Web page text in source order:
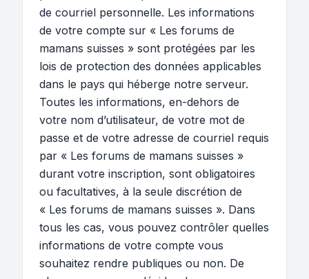
de courriel personnelle. Les informations
de votre compte sur « Les forums de
mamans suisses » sont protégées par les
lois de protection des données applicables
dans le pays qui héberge notre serveur.
Toutes les informations, en-dehors de
votre nom d’utilisateur, de votre mot de
passe et de votre adresse de courriel requis
par « Les forums de mamans suisses »
durant votre inscription, sont obligatoires
ou facultatives, à la seule discrétion de
« Les forums de mamans suisses ». Dans
tous les cas, vous pouvez contrôler quelles
informations de votre compte vous
souhaitez rendre publiques ou non. De